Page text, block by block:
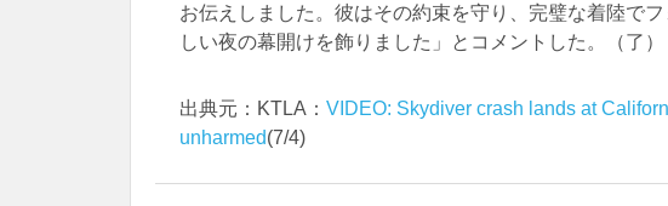
お伝えしました。彼はその約束を守り、完璧な着陸で
しい夜の幕開けを飾りました」とコメントした。（了）
出典元：KTLA： VIDEO: Skydiver crash lands at
unharmed(7/4)